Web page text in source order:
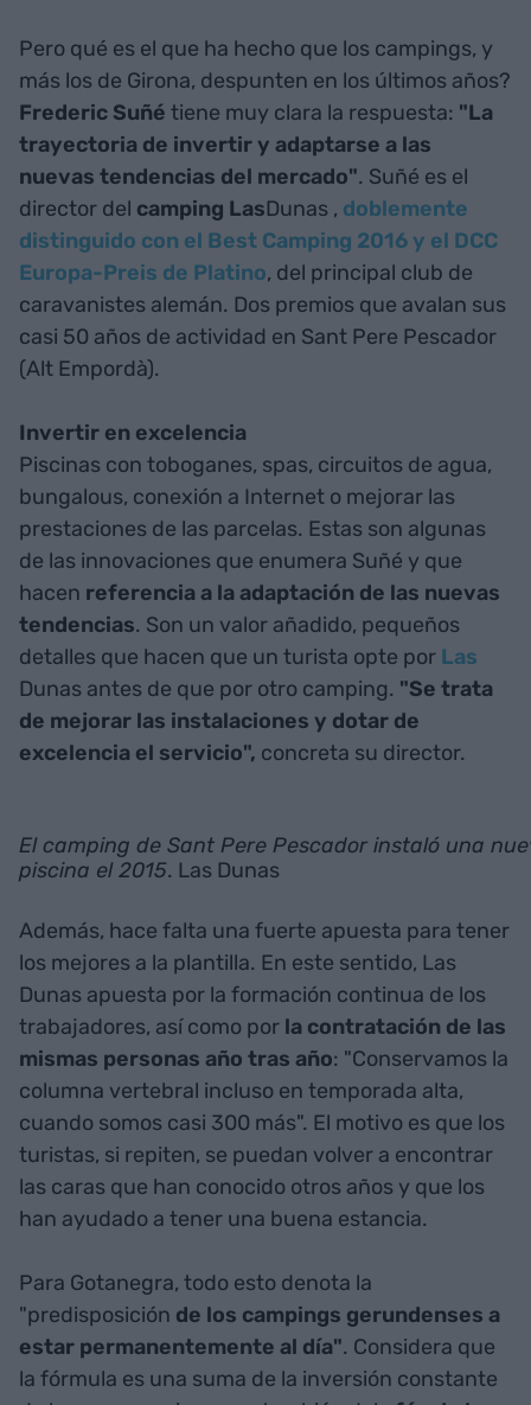
Pero qué es el que ha hecho que los campings, y
más los de Girona, despunten en los últimos años?
Frederic Suñé tiene muy clara la respuesta: "La
trayectoria de invertir y adaptarse a las
nuevas tendencias del mercado". Suñé es el
director del camping LasDunas , doblemente
distinguido con el Best Camping 2016 y el DCC
Europa-Preis de Platino, del principal club de
caravanistes alemán. Dos premios que avalan sus
casi 50 años de actividad en Sant Pere Pescador
(Alt Empordà).
Invertir en excelencia
Piscinas con toboganes, spas, circuitos de agua,
bungalous, conexión a Internet o mejorar las
prestaciones de las parcelas. Estas son algunas
de las innovaciones que enumera Suñé y que
hacen referencia a la adaptación de las nuevas
tendencias. Son un valor añadido, pequeños
detalles que hacen que un turista opte por Las
Dunas antes de que por otro camping. "Se trata
de mejorar las instalaciones y dotar de
excelencia el servicio", concreta su director.
El camping de Sant Pere Pescador instaló una
piscina el 2015. Las Dunas
Además, hace falta una fuerte apuesta para tener
los mejores a la plantilla. En este sentido, Las
Dunas apuesta por la formación continua de los
trabajadores, así como por la contratación de las
mismas personas año tras año: "Conservamos la
columna vertebral incluso en temporada alta,
cuando somos casi 300 más". El motivo es que los
turistas, si repiten, se puedan volver a encontrar
las caras que han conocido otros años y que los
han ayudado a tener una buena estancia.
Para Gotanegra, todo esto denota la
"predisposición de los campings gerundenses a
estar permanentemente al día". Considera que
la fórmula es una suma de la inversión constante